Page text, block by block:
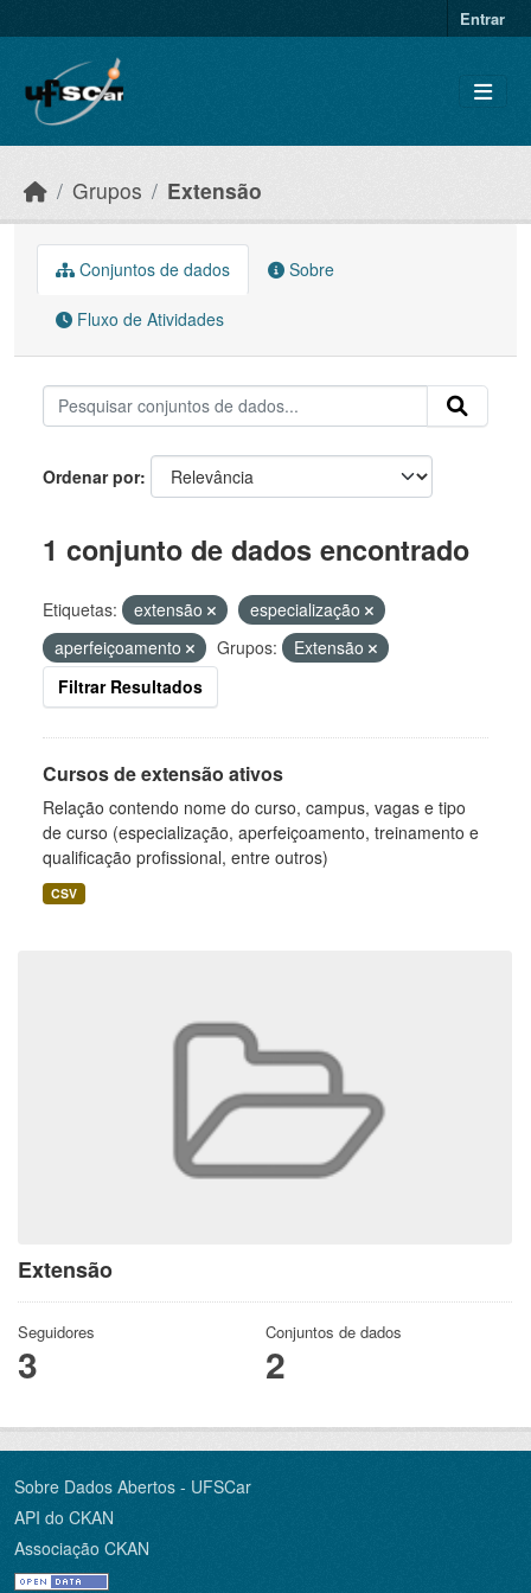
Entrar
Grupos Extensão
Extensão
Seguidores
3
Conjuntos de dados
2
Conjuntos de dados Sobre
Fluxo de Atividades
Ordenar por
1 conjunto de dados encontrado
Etiquetas: extensão
especialização
aperfeiçoamento
Grupos:
Extensão
Filtrar Resultados
Cursos de extensão ativos
Relação contendo nome do curso, campus, vagas e tipo
de curso (especialização, aperfeiçoamento, treinamento e
qualificação profissional, entre outros)
CSV
Sobre Dados Abertos - UFSCar
API do CKAN
Associação CKAN